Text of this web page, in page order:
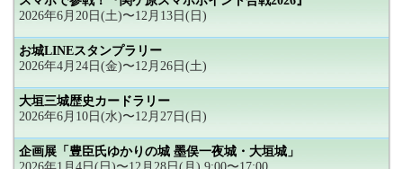
2026年6月20日(土)〜12月13日(日)
お城LINEスタンプラリー
2026年4月24日(金)〜12月26日(土)
大垣三城歴史カードラリー
2026年6月10日(水)〜12月27日(日)
企画展「豊臣氏ゆかりの城 墨俣一夜城・大垣城」